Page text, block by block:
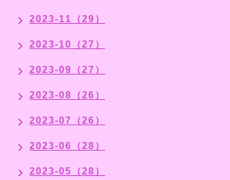
2023-11（29）
2023-10（27）
2023-09（27）
2023-08（26）
2023-07（26）
2023-06（28）
2023-05（28）